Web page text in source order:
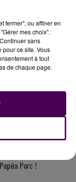
B Fest' 2026 !
Voice & The Voice
Parc !
fermer", ou affiner en
mes choix".
sans
pour ce site. Vous
à tout
de chaque page.